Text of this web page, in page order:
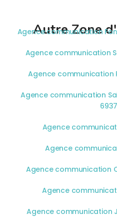
Autre Zone
Agence communication
Agence communication
Agence communication
Agence communication
Agence
Agence
Agence communication
Agence
Agence communication